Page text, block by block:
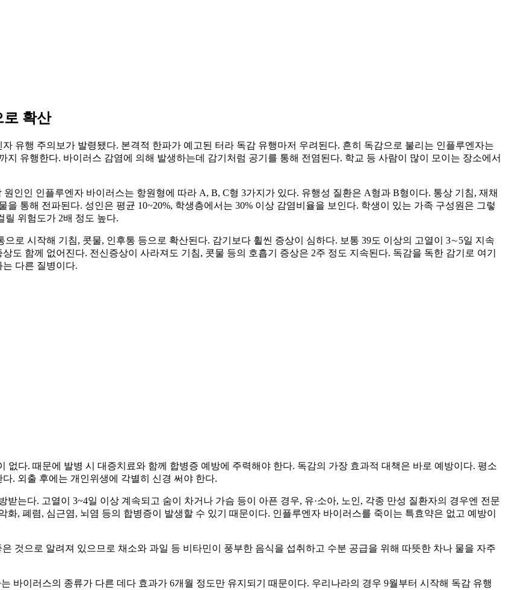
로 확산
유행 주의보가 발령됐다. 본격적 한파가 예고된 터라 독감 유행마저 우려된다. 흔히 독감으로 불리는 인플루엔자는
지 유행한다. 바이러스 감염에 의해 발생하는데 감기처럼 공기를 통해 전염된다. 학교 등 사람이 많이 모이는 장소에서
인인 인플루엔자 바이러스는 항원형에 따라 A, B, C형 3가지가 있다. 유행성 질환은 A형과 B형이다. 통상 기침, 재채
을 통해 전파된다. 성인은 평균 10~20%, 학생층에서는 30% 이상 감염비율을 보인다. 학생이 있는 가족 구성원은 그렇
릴 위험도가 2배 정도 높다.
으로 시작해 기침, 콧물, 인후통 등으로 확산된다. 감기보다 휠씬 증상이 심하다. 보통 39도 이상의 고열이 3∼5일 지속
도 함께 없어진다. 전신증상이 사라져도 기침, 콧물 등의 호흡기 증상은 2주 정도 지속된다. 독감을 독한 감기로 여기
다른 질병이다.
다. 때문에 발병 시 대증치료와 함께 합병증 예방에 주력해야 한다. 독감의 가장 효과적 대책은 바로 예방이다. 평소
. 외출 후에는 개인위생에 각별히 신경 써야 한다.
받는다. 고열이 3~4일 이상 계속되고 숨이 차거나 가슴 등이 아픈 경우, 유·소아, 노인, 각종 만성 질환자의 경우엔 전문
화, 폐렴, 심근염, 뇌염 등의 합병증이 발생할 수 있기 때문이다. 인플루엔자 바이러스를 죽이는 특효약은 없고 예방이
것으로 알려져 있으므로 채소와 과일 등 비타민이 풍부한 음식을 섭취하고 수분 공급을 위해 따뜻한 차나 물을 자주
바이러스의 종류가 다른 데다 효과가 6개월 정도만 유지되기 때문이다. 우리나라의 경우 9월부터 시작해 독감 유행